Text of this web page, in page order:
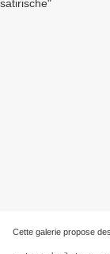
Cette galerie propose